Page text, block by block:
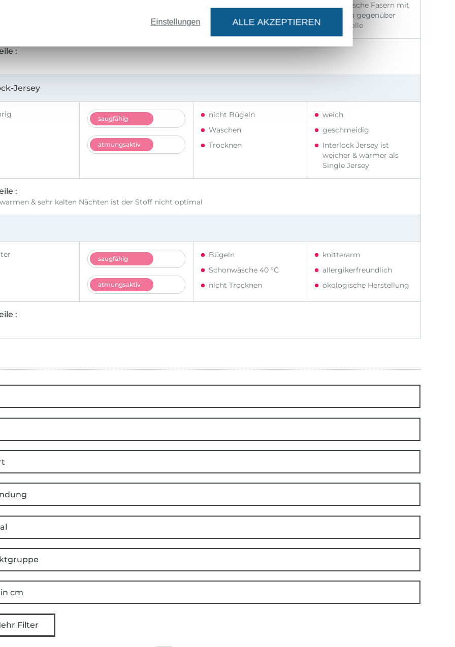
Synthetische Fasern mit
Vorteilen gegenüber
Baumwolle
Jersey
saugfähig
atmungsaktiv
nicht Bügeln
Waschen
Trocknen
weich
geschmeidig
Interlock Jersey ist
weicher & wärmer als
Single Jersey
& sehr kalten Nächten ist der Stoff nicht optimal
saugfähig
atmungsaktiv
Bügeln
Schonwäsche 40 °C
nicht Trocknen
knitterarm
allergikerfreundlich
ökologische Herstellung
cm
Filter
Einstellungen ALLE AKZEPTIEREN